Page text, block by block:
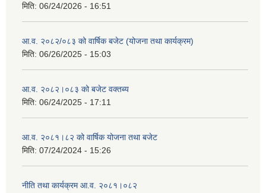
मिति: 06/24/2026 - 16:51
आ.व. २०८२/०८३ को वार्षिक बजेट (योजना तथा कार्यक्रम)
मिति: 06/26/2025 - 15:03
आ.व. २०८२।०८३ को बजेट वक्तब्य
मिति: 06/24/2025 - 17:11
आ.व. २०८१।८२ को वार्षिक योजना तथा बजेट
मिति: 07/24/2024 - 15:26
नीति तथा कार्यक्रम आ.व. २०८१।०८२